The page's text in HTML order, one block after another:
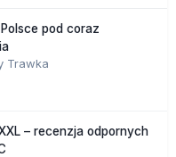
pod coraz
Trawka
– recenzja odpornych